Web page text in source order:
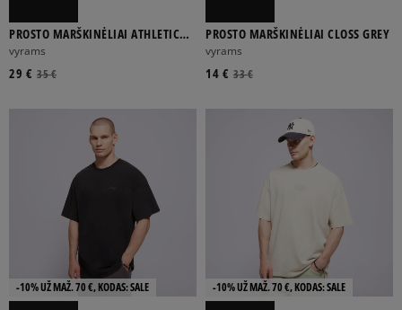
PROSTO MARŠKINĖLIAI ATHLETIC
WASHED BLACK
vyrams
35 €
29 €
PROSTO MARŠKINĖLIAI CLOSS GREY
vyrams
33 €
14 €
-10% UŽ MAŽ. 70 €, KODAS: SALE -10% UŽ MAŽ. 70 €, KODAS: SALE